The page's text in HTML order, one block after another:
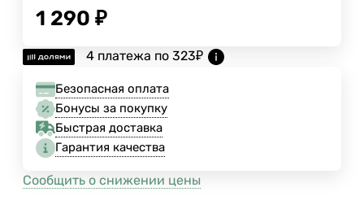
1 290 ₽
4 платежа по 323₽
Безопасная оплата
Бонусы за покупку
Быстрая доставка
Гарантия качества
Сообщить о снижении цены